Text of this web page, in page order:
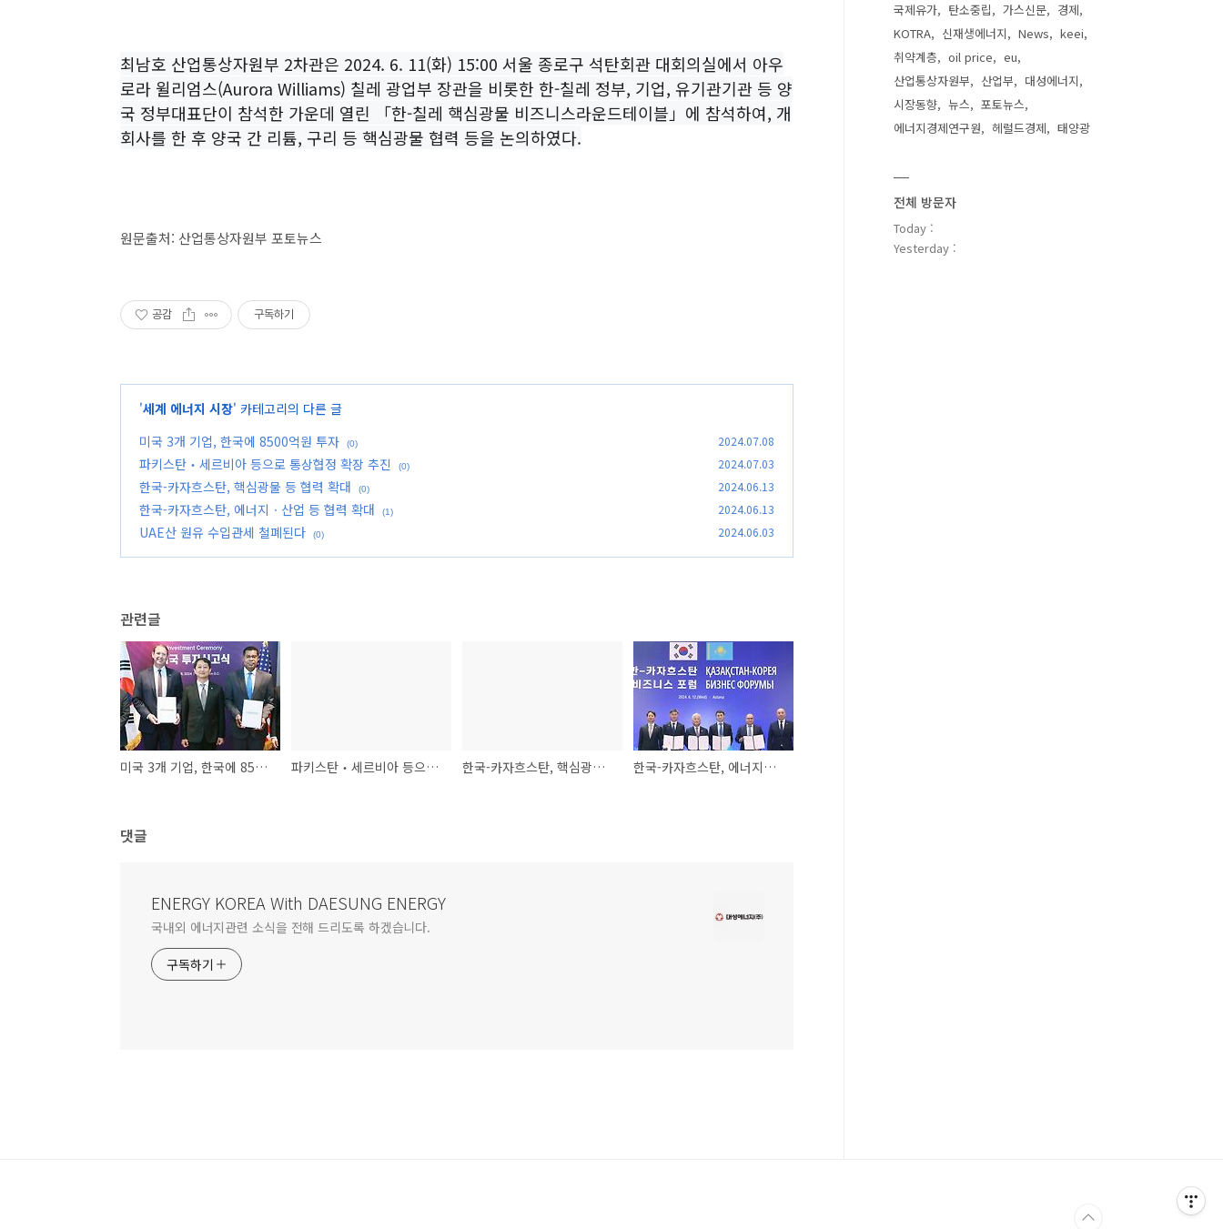
최남호 산업통상자원부 2차관은 2024. 6. 11(화) 15:00 서울 종로구 석탄회관 대회의실에서 아우
로라 윌리엄스(Aurora Williams) 칠레 광업부 장관을 비롯한 한-칠레 정부, 기업, 유기관기관 등 양
국 정부대표단이 참석한 가운데 열린 「한-칠레 핵심광물 비즈니스라운드테이블」에 참석하여, 개
회사를 한 후 양국 간 리튬, 구리 등 핵심광물 협력 등을 논의하였다.
원문출처: 산업통상자원부 포토뉴스
공감 구독하기
'세계 에너지 시장' 카테고리의 다른 글
미국 3개 기업, 한국에 8500억원 투자
(0) 2024.07.08
파키스탄‧세르비아 등으로 통상협정 확장 추진 (0) 2024.07.03
한국-카자흐스탄, 핵심광물 등 협력 확대 (0) 2024.06.13
한국-카자흐스탄, 에너지ㆍ산업 등 협력 확대 (1) 2024.06.13
UAE산 원유 수입관세 철폐된다 (0) 2024.06.03
관련글
미국 3개 기업, 한국에 8500억원 투자 파키스탄‧세르비아 등으로 통상협정 확장 추진 한국-카자흐스탄, 핵심광물 등 협력 확대 한국-카자흐스탄, 에너지ㆍ산업 등 협력 확대
댓글
ENERGY KOREA With DAESUNG ENERGY
국내외 에너지관련 소식을 전해 드리도록 하겠습니다.
구독하기
국제유가
탄소중립 가스신문
경제
KOTRA
신재생에너지 News
keei
취약계층
oil price
eu
산업통상자원부
산업부
대성에너지
시장동향
뉴스
포토뉴스
에너지경제연구원
헤럴드경제 태양광
전체 방문자
Today :
Yesterday :